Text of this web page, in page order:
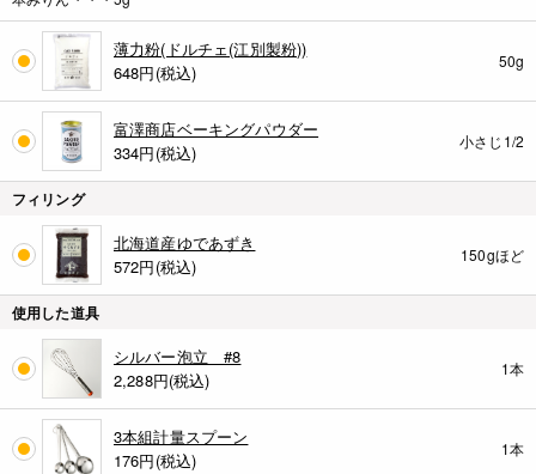
薄力粉(ドルチェ(江別製粉))
648円(税込)
50g
富澤商店ベーキングパウダー
334円(税込)
小さじ1/2
フィリング
北海道産ゆであずき
572円(税込)
150gほど
使用した道具
シルバー泡立 #8
2,288円(税込)
1本
3本組計量スプーン
176円(税込)
1本